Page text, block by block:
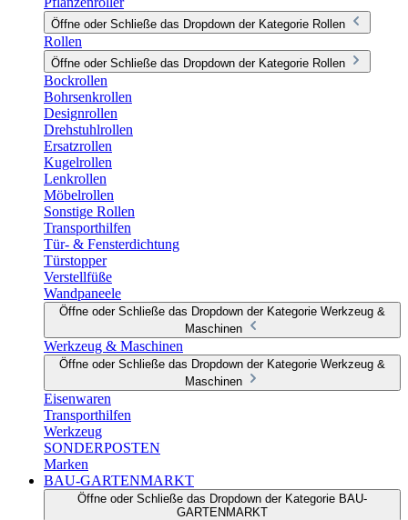
Öffne oder Schließe das Dropdown der Kategorie Rollen
Rollen
Öffne oder Schließe das Dropdown der Kategorie Rollen
Bockrollen
Bohrsenkrollen
Designrollen
Drehstuhlrollen
Ersatzrollen
Kugelrollen
Lenkrollen
Möbelrollen
Sonstige Rollen
Transporthilfen
Tür- & Fensterdichtung
Türstopper
Verstellfüße
Wandpaneele
Öffne oder Schließe das Dropdown der Kategorie Werkzeug &
Maschinen
Werkzeug & Maschinen
Öffne oder Schließe das Dropdown der Kategorie Werkzeug &
Maschinen
Eisenwaren
Transporthilfen
Werkzeug
SONDERPOSTEN
Marken
BAU-GARTENMARKT
Öffne oder Schließe das Dropdown der Kategorie BAU-
GARTENMARKT